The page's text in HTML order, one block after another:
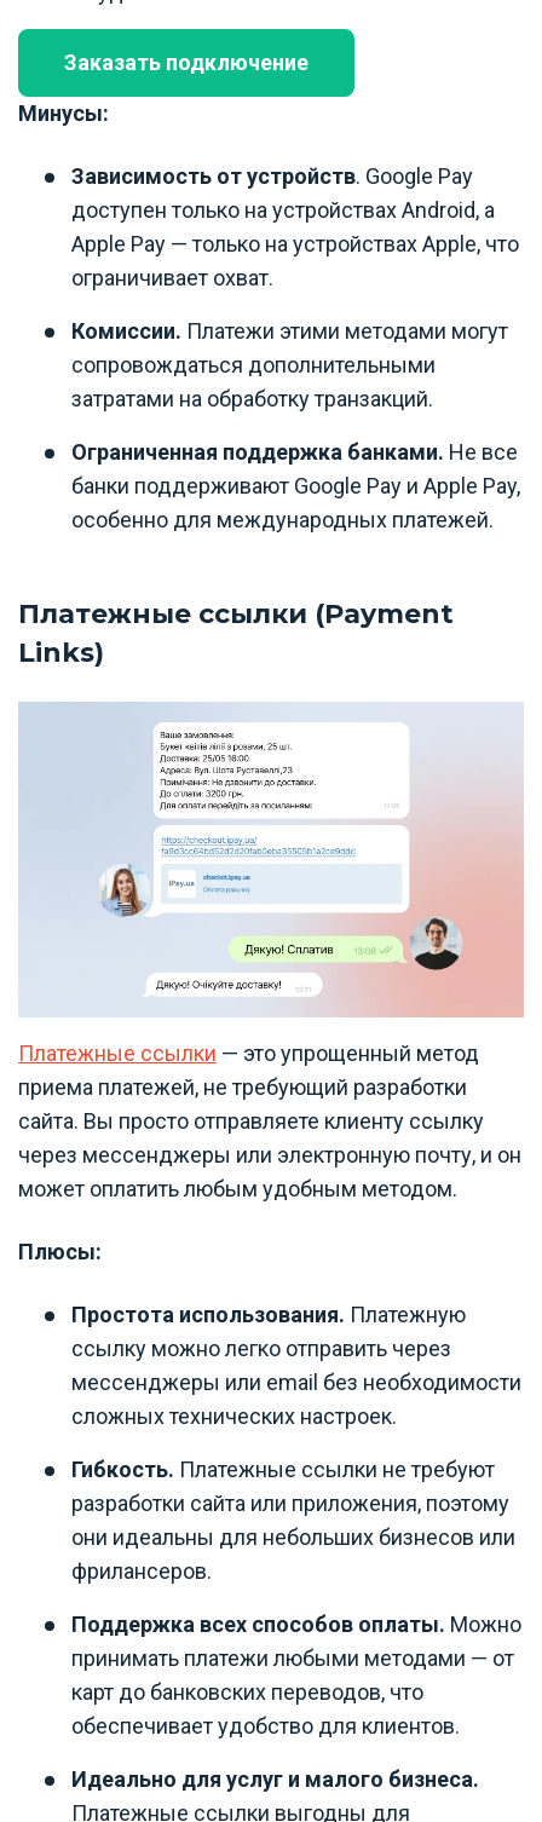
Заказать подключение
Минусы:
Зависимость от устройств. Google Pay
доступен только на устройствах Android, а
Apple Pay — только на устройствах Apple, что
ограничивает охват.
Комиссии. Платежи этими методами могут
сопровождаться дополнительными
затратами на обработку транзакций.
Ограниченная поддержка банками. Не все
банки поддерживают Google Pay и Apple Pay,
особенно для международных платежей.
Платежные ссылки (Payment
Links)
Платежные ссылки — это упрощенный метод
приема платежей, не требующий разработки
сайта. Вы просто отправляете клиенту ссылку
через мессенджеры или электронную почту, и он
может оплатить любым удобным методом.
Плюсы:
Простота использования. Платежную
ссылку можно легко отправить через
мессенджеры или email без необходимости
сложных технических настроек.
Гибкость. Платежные ссылки не требуют
разработки сайта или приложения, поэтому
они идеальны для небольших бизнесов или
фрилансеров.
Поддержка всех способов оплаты. Можно
принимать платежи любыми методами — от
карт до банковских переводов, что
обеспечивает удобство для клиентов.
Идеально для услуг и малого бизнеса.
Платежные ссылки выгодны для